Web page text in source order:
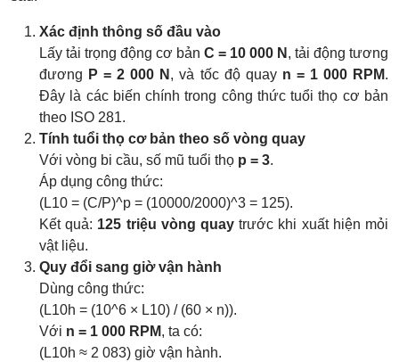
Xác định thông số đầu vào
Lấy tải trọng động cơ bản C = 10 000 N , tải động tương
đương P = 2 000 N , và tốc độ quay n = 1 000 RPM.
Đây là các biến chính trong công thức tuổi thọ cơ bản
theo ISO 281.
Tính tuổi thọ cơ bản theo số vòng quay
Với vòng bi cầu, số mũ tuổi thọ p = 3.
Áp dụng công thức:
(L10 = (C/P)^p = (10000/2000)^3 = 125).
Kết quả: 125 triệu vòng quay trước khi xuất hiện mỏi
vật liệu.
Quy đổi sang giờ vận hành
Dùng công thức:
(L10h = (10^6 × L10) / (60 × n)).
Với n = 1 000 RPM, ta có:
(L10h ≈ 2 083) giờ vận hành.